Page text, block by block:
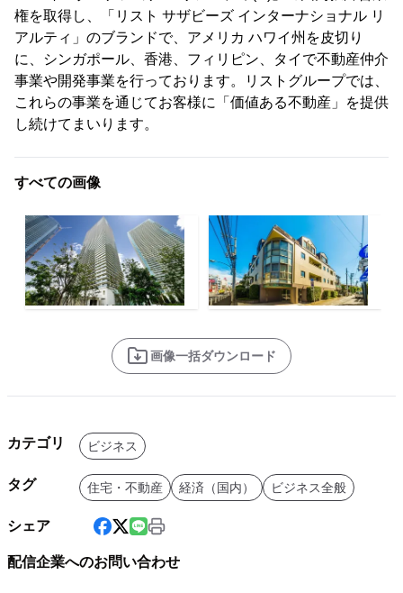
権を取得し、「リスト サザビーズ インターナショナル リ
アルティ」のブランドで、アメリカ ハワイ州を皮切り
に、シンガポール、香港、フィリピン、タイで不動産仲介
事業や開発事業を行っております。リストグループでは、
これらの事業を通じてお客様に「価値ある不動産」を提供
し続けてまいります。
すべての画像
画像一括ダウンロード
カテゴリ ビジネス
タグ 住宅・不動産 経済（国内） ビジネス全般
シェア
配信企業へのお問い合わせ